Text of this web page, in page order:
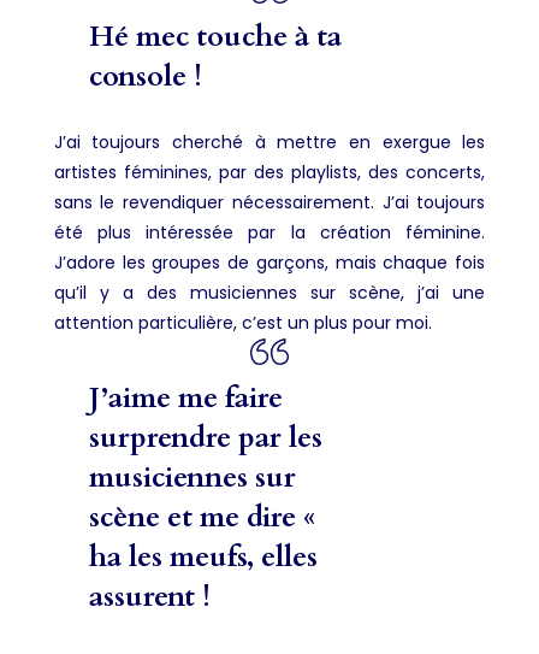
Hé mec touche à ta
console !
J’ai toujours cherché à mettre en exergue les
artistes féminines, par des playlists, des concerts,
sans le revendiquer nécessairement. J’ai toujours
été plus intéressée par la création féminine.
J’adore les groupes de garçons, mais chaque fois
qu’il y a des musiciennes sur scène, j’ai une
attention particulière, c’est un plus pour moi.
J’aime me faire
surprendre par les
musiciennes sur
scène et me dire «
ha les meufs, elles
assurent !